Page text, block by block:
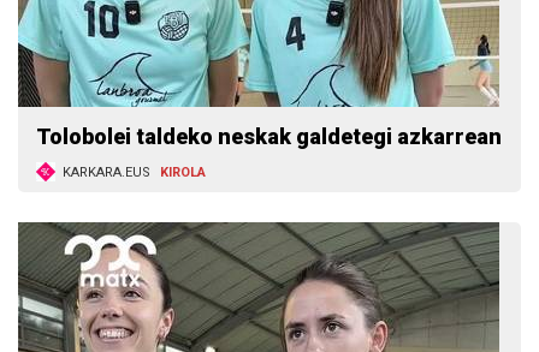
Tolobolei taldeko neskak galdetegi azkarrean
KARKARA.EUS KIROLA